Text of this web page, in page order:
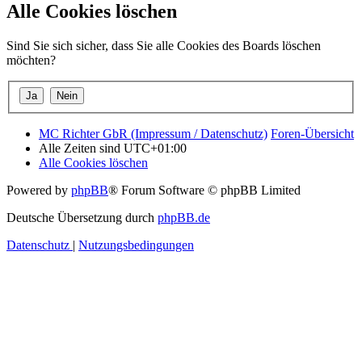
Alle Cookies löschen
Sind Sie sich sicher, dass Sie alle Cookies des Boards löschen
möchten?
MC Richter GbR (Impressum / Datenschutz) Foren-Übersicht
Alle Zeiten sind UTC+01:00
Alle Cookies löschen
Powered by phpBB® Forum Software © phpBB Limited
Deutsche Übersetzung durch phpBB.de
Datenschutz | Nutzungsbedingungen